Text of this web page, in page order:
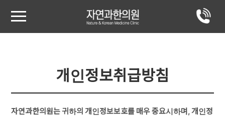
개인정보취급방침
자연과한의원는 귀하의 개인정보보호를 매우 중요시하며, 개인정